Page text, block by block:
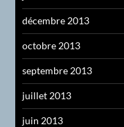
décembre 2013
octobre 2013
septembre 2013
juillet 2013
juin 2013